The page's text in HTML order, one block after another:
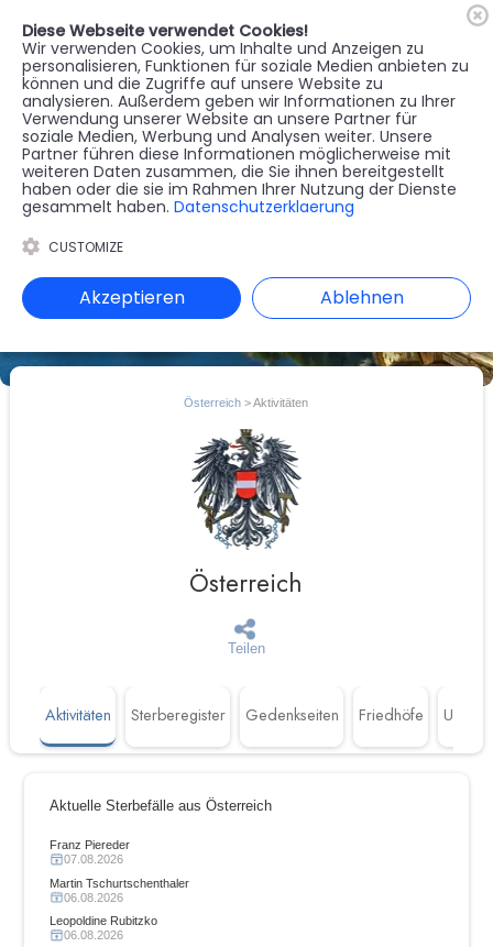
MENU
🇦🇹 Register
Österreich > Aktivitäten
Teilen
Österreich
Aktivitäten Sterberegister Gedenkseiten Friedhöfe
Aktuelle Sterbefälle aus Österreich
Franz Piereder
07.08.2026
Martin Tschurtschenthaler
06.08.2026
Leopoldine Rubitzko
06.08.2026
Diese Webseite verwendet Cookies!
Wir verwenden Cookies, um Inhalte und Anzeigen zu
personalisieren, Funktionen für soziale Medien anbieten zu
können und die Zugriffe auf unsere Website zu
analysieren. Außerdem geben wir Informationen zu Ihrer
Verwendung unserer Website an unsere Partner für
soziale Medien, Werbung und Analysen weiter. Unsere
Partner führen diese Informationen möglicherweise mit
weiteren Daten zusammen, die Sie ihnen bereitgestellt
haben oder die sie im Rahmen Ihrer Nutzung der Dienste
gesammelt haben. Datenschutzerklaerung
CUSTOMIZE
Akzeptieren Ablehnen